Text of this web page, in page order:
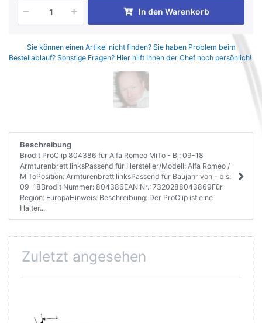
In den Warenkorb
Sie können einen Artikel nicht finden? Sie haben Problem beim
Bestellablauf? Sonstige Fragen? Hier hilft Ihnen der Chef noch persönlich!
Beschreibung
Brodit ProClip 804386 für Alfa Romeo MiTo - Bj: 09-18
Armturenbrett linksPassend für Hersteller/Modell: Alfa Romeo /
MiToPosition: Armturenbrett linksPassend für Baujahr von - bis:
09-18Brodit Nummer: 804386EAN Nr.: 7320288043869Für
Region: EuropaHinweis: Beschreibung: Der ProClip ist eine
Halter...
Zuletzt angesehen